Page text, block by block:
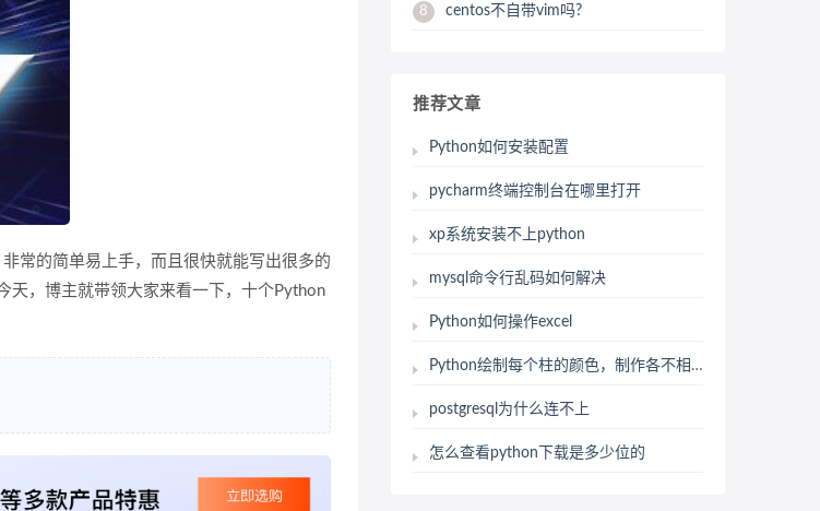
常的简单易上手，而且很快就能写出很多的
天，博主就带领大家来看一下，十个Python
8 centos不自带vim吗?
推荐文章
Python如何安装配置
pycharm终端控制台在哪里打开
xp系统安装不上python
mysql命令行乱码如何解决
Python如何操作excel
Python绘制每个柱的颜色，制作各不相同的三维柱状图。实现数据可视化
postgresql为什么连不上
怎么查看python下载是多少位的